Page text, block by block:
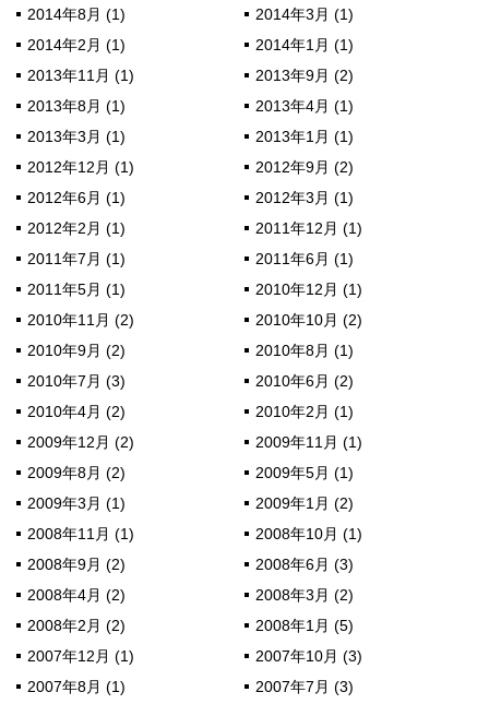
2014年8月 (1)
2014年3月 (1)
2014年2月 (1)
2014年1月 (1)
2013年11月 (1)
2013年9月 (2)
2013年8月 (1)
2013年4月 (1)
2013年3月 (1)
2013年1月 (1)
2012年12月 (1)
2012年9月 (2)
2012年6月 (1)
2012年3月 (1)
2012年2月 (1)
2011年12月 (1)
2011年7月 (1)
2011年6月 (1)
2011年5月 (1)
2010年12月 (1)
2010年11月 (2)
2010年10月 (2)
2010年9月 (2)
2010年8月 (1)
2010年7月 (3)
2010年6月 (2)
2010年4月 (2)
2010年2月 (1)
2009年12月 (2)
2009年11月 (1)
2009年8月 (2)
2009年5月 (1)
2009年3月 (1)
2009年1月 (2)
2008年11月 (1)
2008年10月 (1)
2008年9月 (2)
2008年6月 (3)
2008年4月 (2)
2008年3月 (2)
2008年2月 (2)
2008年1月 (5)
2007年12月 (1)
2007年10月 (3)
2007年8月 (1)
2007年7月 (3)